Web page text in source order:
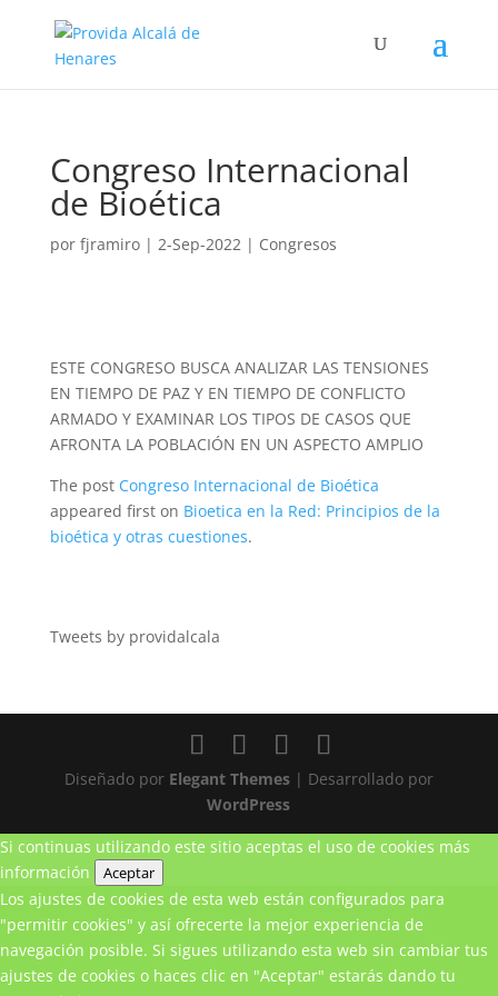
Congreso Internacional
de Bioética
por fjramiro| 2-Sep-2022| Congresos
ESTE CONGRESO BUSCA ANALIZAR LAS TENSIONES
EN TIEMPO DE PAZ Y EN TIEMPO DE CONFLICTO
ARMADO Y EXAMINAR LOS TIPOS DE CASOS QUE
AFRONTA LA POBLACIÓN EN UN ASPECTO AMPLIO
The post Congreso Internacional de Bioética
appeared first on Bioetica en la Red: Principios de la
bioética y otras cuestiones.
Tweets by providalcala
Diseñado por Elegant Themes| Desarrollado por
WordPress
Si continuas utilizando este sitio aceptas el uso de cookies más
información
Aceptar
Los ajustes de cookies de esta web están configurados para
"permitir cookies" y así ofrecerte la mejor experiencia de
navegación posible. Si sigues utilizando esta web sin cambiar tus
ajustes de cookies o haces clic en "Aceptar" estarás dando tu